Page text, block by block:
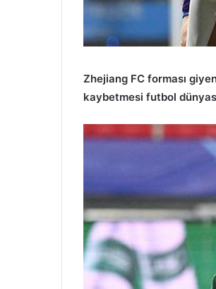
Zhejiang FC forması
kaybetmesi futbol